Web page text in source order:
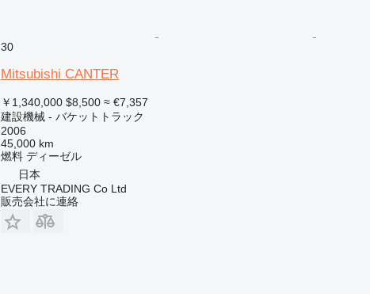
30
Mitsubishi CANTER
￥1,340,000 $8,500 ≈ €7,357
建設機械 - バケットトラック
2006
45,000 km
燃料 ディーゼル
日本
EVERY TRADING Co Ltd
販売会社に連絡